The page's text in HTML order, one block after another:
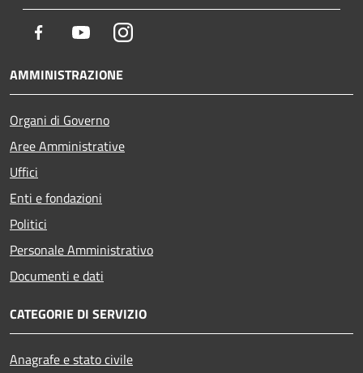
Facebook YoutubeInstagram
AMMINISTRAZIONE
Organi di Governo
Aree Amministrative
Uffici
Enti e fondazioni
Politici
Personale Amministrativo
Documenti e dati
CATEGORIE DI SERVIZIO
Anagrafe e stato civile